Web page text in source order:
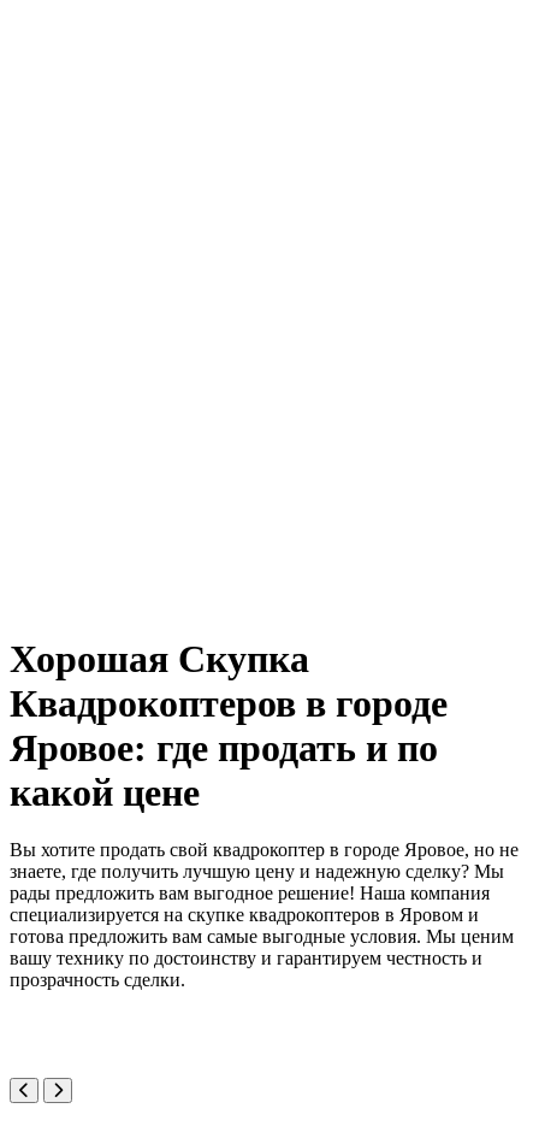
Хорошая Скупка
Квадрокоптеров в городе
Яровое: где продать и по
какой цене
Вы хотите продать свой квадрокоптер в городе Яровое, но не
знаете, где получить лучшую цену и надежную сделку? Мы
рады предложить вам выгодное решение! Наша компания
специализируется на скупке квадрокоптеров в Яровом и
готова предложить вам самые выгодные условия. Мы ценим
вашу технику по достоинству и гарантируем честность и
прозрачность сделки.